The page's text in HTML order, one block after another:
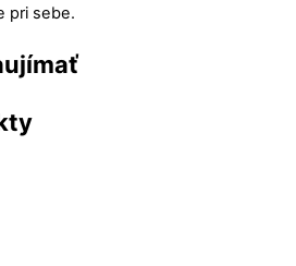
pri sebe.